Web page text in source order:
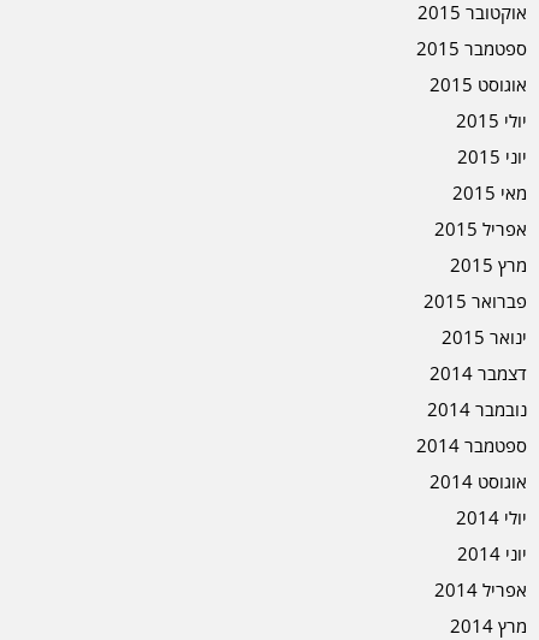
אוקטובר 2015
ספטמבר 2015
אוגוסט 2015
יולי 2015
יוני 2015
מאי 2015
אפריל 2015
מרץ 2015
פברואר 2015
ינואר 2015
דצמבר 2014
נובמבר 2014
ספטמבר 2014
אוגוסט 2014
יולי 2014
יוני 2014
אפריל 2014
מרץ 2014